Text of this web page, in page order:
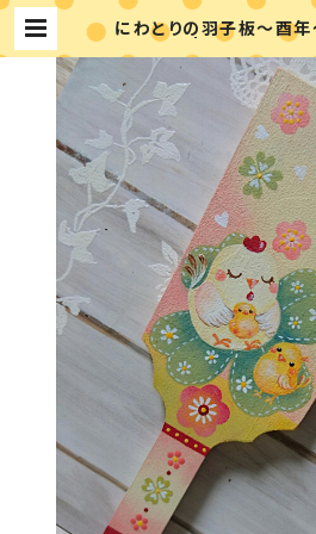
にわとりの羽子板～酉
パケット | アトリエシュ
かりのペイントシ